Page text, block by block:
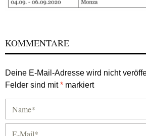
KOMMENTARE
Deine E-Mail-Adresse wird nicht
Felder sind mit* markiert